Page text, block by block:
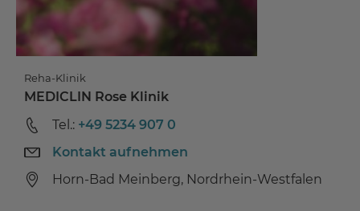
Reha-Klinik
MEDICLIN Rose Klinik
Tel.: +49 5234 907 0
Kontakt aufnehmen
Horn-Bad Meinberg, Nordrhein-Westfalen